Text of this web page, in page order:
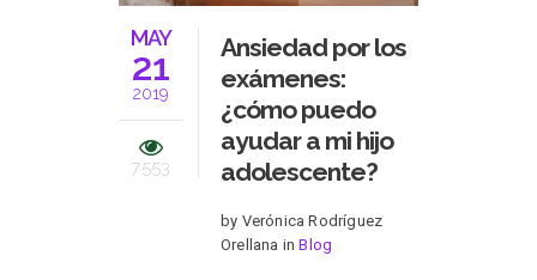
MAY
21
2019
7553
Ansiedad por los
exámenes:
¿cómo puedo
ayudar a mi hijo
adolescente?
by Verónica Rodríguez
Orellana inBlog